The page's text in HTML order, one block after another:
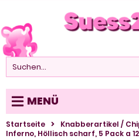
MENÜ
Startseite Knabberartikel /
Inferno, Höllisch scharf, 5 Pack a